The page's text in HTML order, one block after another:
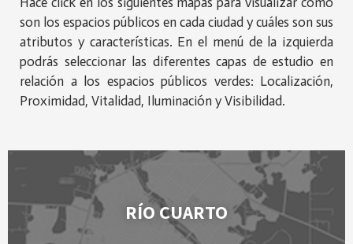
son los espacios públicos en cada ciudad y cuáles son sus
atributos y características. En el menú de la izquierda
podrás seleccionar las diferentes capas de estudio en
relación a los espacios públicos verdes: Localización,
Proximidad, Vitalidad, Iluminación y Visibilidad.
RÍO CUARTO